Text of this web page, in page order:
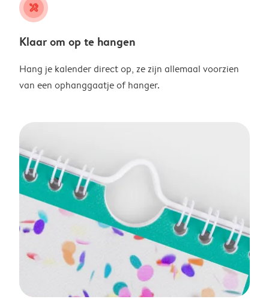
tools
Klaar om op te hangen
Hang je kalender direct op, ze zijn allemaal voorzien
van een ophanggaatje of hanger.